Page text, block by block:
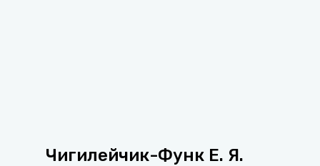
Чигилейчик-Функ Е. Я.